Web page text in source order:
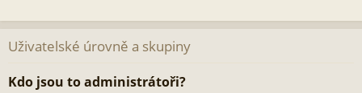
Uživatelské úrovně a skupiny
Kdo jsou to administrátoři?